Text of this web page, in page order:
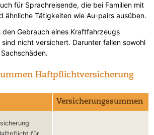
für Sprachreisende, die bei Familien mit
ähnliche Tätigkeiten wie Au-pairs ausüben.
Gebrauch eines Kraftfahrzeugs
nicht versichert. Darunter fallen sowohl
Haftpflichtversicherung
Versicherungssummen